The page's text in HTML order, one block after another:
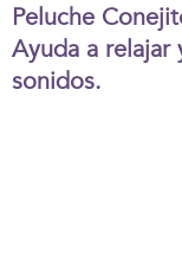
Peluche
Ayuda a relajar
sonidos.